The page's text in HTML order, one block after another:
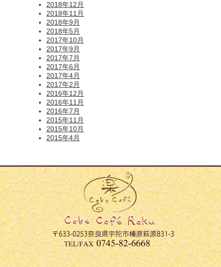
2018年12月
2018年11月
2018年9月
2018年5月
2017年10月
2017年9月
2017年7月
2017年6月
2017年4月
2017年2月
2016年12月
2016年11月
2016年7月
2015年11月
2015年10月
2015年4月